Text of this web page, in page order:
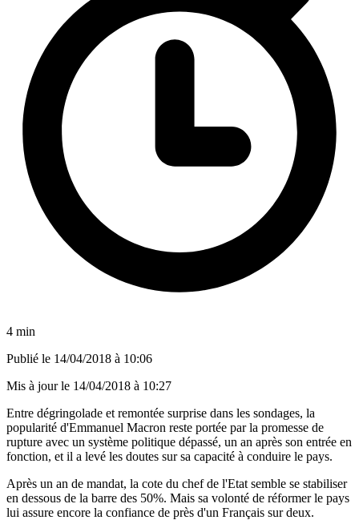
4 min
Publié le 14/04/2018 à 10:06
Mis à jour le 14/04/2018 à 10:27
Entre dégringolade et remontée surprise dans les sondages, la
popularité d'Emmanuel Macron reste portée par la promesse de
rupture avec un système politique dépassé, un an après son entrée en
fonction, et il a levé les doutes sur sa capacité à conduire le pays.
Après un an de mandat, la cote du chef de l'Etat semble se stabiliser
en dessous de la barre des 50%. Mais sa volonté de réformer le pays
lui assure encore la confiance de près d'un Français sur deux.